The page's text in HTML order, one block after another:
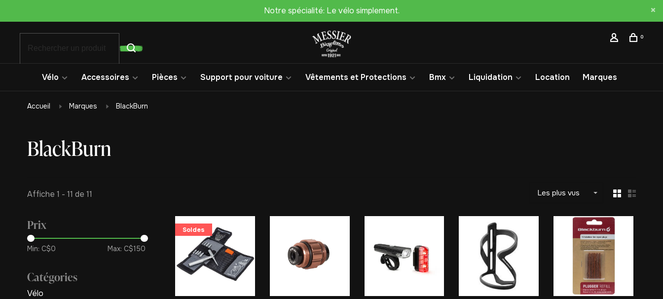
Notre spécialité: Le vélo simplement.
0
Vélo Accessoires Pièces Support pour voiture Vêtements et Protections Bmx Liquidation Location Marques
Accueil Marques BlackBurn
BlackBurn
Affiche 1 - 11 de 11 Les plus vus
Prix
Min: C$0 Max: C$150
Catégories
Vélo
Soldes